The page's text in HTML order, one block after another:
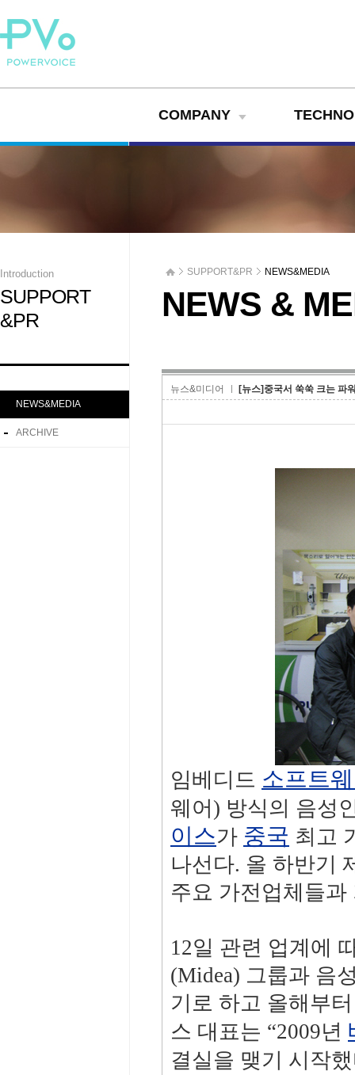
COMPANY
Introduction
SUPPORT
&PR
NEWS&MEDIA
ARCHIVE
SUPPORT&PR NEWS&MEDIA
NEWS &
뉴스&미디어 [뉴스]중국서 쑥쑥 크는 파
임베디드 소프트
웨어) 방식의 음성
이스가 중국 최고
나선다. 올 하반기
주요 가전업체들
12일 관련 업계에
(Midea) 그룹과 음
기로 하고 올해부
스 대표는 “2009년
결실을 맺기 시작